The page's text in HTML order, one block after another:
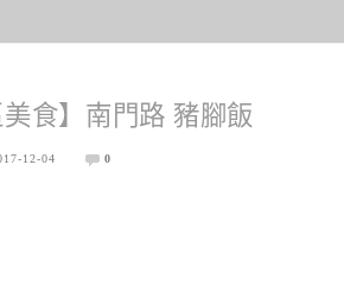
美食】南門路 豬腳飯
12-04 0